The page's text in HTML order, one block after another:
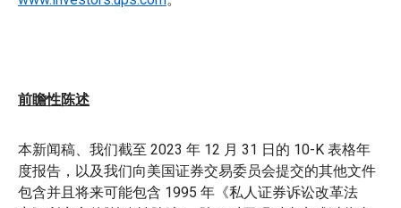
前瞻性陈述
本新闻稿、我们截至 2023 年 12 月 31 日的 10-K 表格年
度报告，以及我们向美国证券交易委员会提交的其他文件
包含并且将来可能包含 1995 年《私人证券诉讼改革法